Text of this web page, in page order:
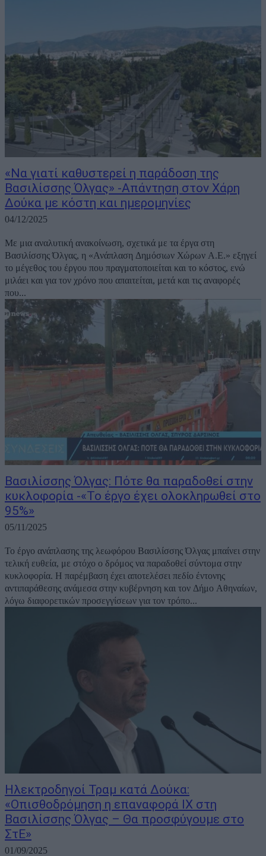
«Να γιατί καθυστερεί η παράδοση της
Βασιλίσσης Όλγας» -Απάντηση στον Χάρη
Δούκα με κόστη και ημερομηνίες
04/12/2025
Με μια αναλυτική ανακοίνωση, σχετικά με τα έργα στη
Βασιλίσσης Όλγας, η «Ανάπλαση Δημόσιων Χώρων Α.Ε.» εξηγεί
το μέγεθος του έργου που πραγματοποιείται και το κόστος, ενώ
μιλάει και για τον χρόνο που απαιτείται, μετά και τις αναφορές
που...
Βασιλίσσης Όλγας: Πότε θα παραδοθεί στην
κυκλοφορία -«Το έργο έχει ολοκληρωθεί στο
95%»
05/11/2025
Το έργο ανάπλασης της λεωφόρου Βασιλίσσης Όλγας μπαίνει στην
τελική ευθεία, με στόχο ο δρόμος να παραδοθεί σύντομα στην
κυκλοφορία. Η παρέμβαση έχει αποτελέσει πεδίο έντονης
αντιπαράθεσης ανάμεσα στην κυβέρνηση και τον Δήμο Αθηναίων,
λόγω διαφορετικών προσεγγίσεων για τον τρόπο...
Ηλεκτροδηγοί Τραμ κατά Δούκα:
«Οπισθοδρόμηση η επαναφορά ΙΧ στη
Βασιλίσσης Όλγας – Θα προσφύγουμε στο
ΣτΕ»
01/09/2025